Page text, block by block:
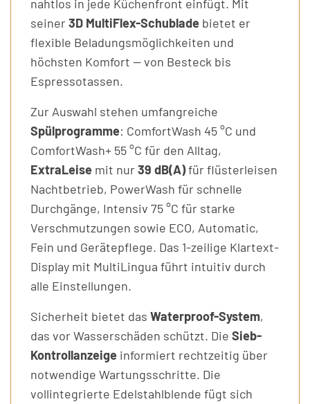
nahtlos in jede Küchenfront einfügt. Mit
seiner3D MultiFlex-Schublade bietet er
flexible Beladungsmöglichkeiten und
höchsten Komfort — von Besteck bis
Espressotassen.
Zur Auswahl stehen umfangreiche
Spülprogramme: ComfortWash 45 °C und
ComfortWash+ 55 °C für den Alltag,
ExtraLeise mit nur39 dB(A)für flüsterleisen
Nachtbetrieb, PowerWash für schnelle
Durchgänge, Intensiv 75 °C für starke
Verschmutzungen sowie ECO, Automatic,
Fein und Gerätepflege. Das 1-zeilige Klartext-
Display mit MultiLingua führt intuitiv durch
alle Einstellungen.
Sicherheit bietet das Waterproof-System,
das vor Wasserschäden schützt. Die Sieb-
Kontrollanzeige informiert rechtzeitig über
notwendige Wartungsschritte. Die
vollintegrierte Edelstahlblende fügt sich